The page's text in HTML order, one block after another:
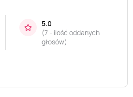
5.0
(7 - ilość oddanych
głosów)